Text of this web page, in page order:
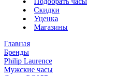
Скидки
Уценка
Магазины
Главная
Бренды
Philip Laurence
Мужские часы